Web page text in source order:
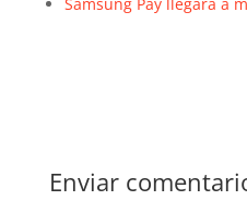
Enviar